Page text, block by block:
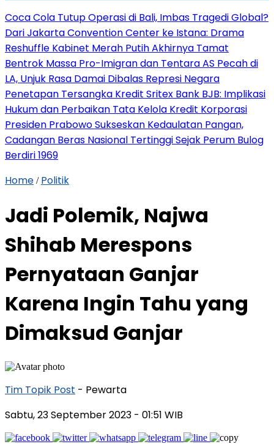
Coca Cola Tutup Operasi di Bali, Imbas Tragedi Global?
Dari Jakarta Convention Center ke Istana: Drama
Reshuffle Kabinet Merah Putih Akhirnya Tamat
Bentrok Massa Pro-Imigran dan Tentara AS Pecah di
LA, Unjuk Rasa Damai Dibalas Represi Negara
Penetapan Tersangka Kredit Sritex Bank BJB: Implikasi
Hukum dan Perbaikan Tata Kelola Kredit Korporasi
Presiden Prabowo Sukseskan Kedaulatan Pangan,
Cadangan Beras Nasional Tertinggi Sejak Perum Bulog
Berdiri 1969
Home / Politik
Jadi Polemik, Najwa
Shihab Merespons
Pernyataan Ganjar
Karena Ingin Tahu yang
Dimaksud Ganjar
Tim Topik Post - Pewarta
Sabtu, 23 September 2023 - 01:51 WIB